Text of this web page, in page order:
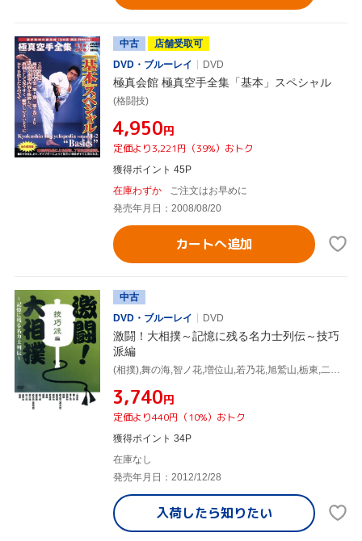
中古
店舗受取可
DVD・ブルーレイ
DVD
極真会館 極真空手全集「基本」スペシャル
(格闘技)
¥4,950円
定価より3,221円（39%）おトク
獲得ポイント 45P
在庫わずか
ご注文はお早めに
発売年月日：2008/08/20
カートへ追加
中古
DVD・ブルーレイ
DVD
激闘！大相撲～記憶に残る名力士列伝～技巧
派編
¥3,740円
定価より440円（10%）おトク
獲得ポイント 34P
在庫なし
発売年月日：2012/12/28
入荷したら知りたい